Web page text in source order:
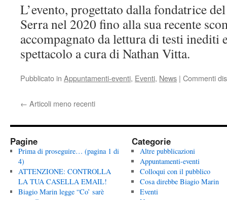
L’evento, progettato dalla fondatrice
Serra nel 2020 fino alla sua recente
accompagnato da lettura di testi inediti
spettacolo a cura di Nathan Vitta.
Pubblicato in Appuntamenti-eventi, Eventi, News | Commenti
← Articoli meno recenti
Pagine
Prima di proseguire… (pagina 1 di
4)
ATTENZIONE: CONTROLLA
LA TUA CASELLA EMAIL!
Biagio Marin legge “Co’ sarè
Categorie
Altre pubblicazioni
Appuntamenti-eventi
Colloqui con il pubblico
Cosa direbbe Biagio Marin
Eventi